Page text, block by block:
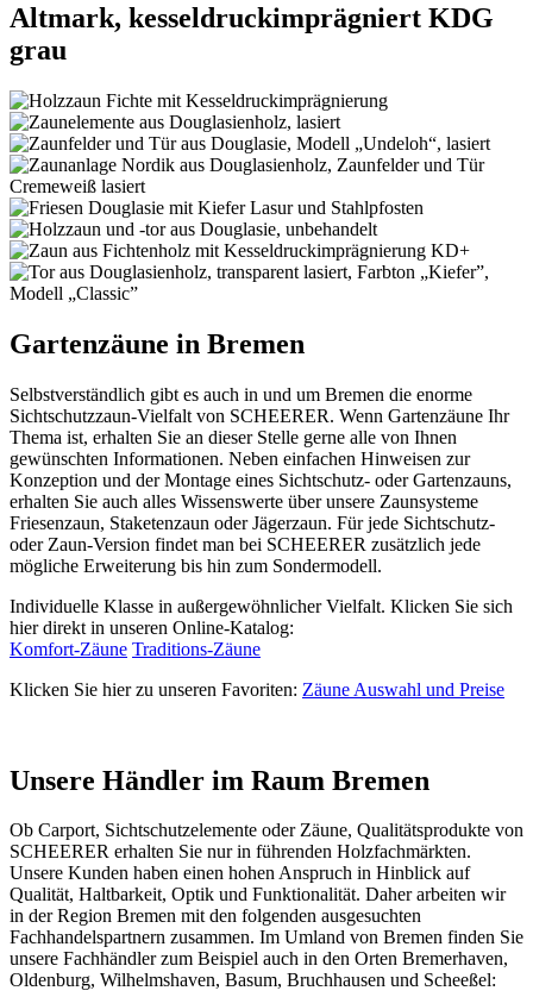
Altmark, kesseldruckimprägniert KDG
grau
Gartenzäune in Bremen
Selbstverständlich gibt es auch in und um Bremen die enorme
Sichtschutzzaun-Vielfalt von SCHEERER. Wenn Gartenzäune Ihr
Thema ist, erhalten Sie an dieser Stelle gerne alle von Ihnen
gewünschten Informationen. Neben einfachen Hinweisen zur
Konzeption und der Montage eines Sichtschutz- oder Gartenzauns,
erhalten Sie auch alles Wissenswerte über unsere Zaunsysteme
Friesenzaun, Staketenzaun oder Jägerzaun. Für jede Sichtschutz-
oder Zaun-Version findet man bei SCHEERER zusätzlich jede
mögliche Erweiterung bis hin zum Sondermodell.
Individuelle Klasse in außergewöhnlicher Vielfalt. Klicken Sie sich
hier direkt in unseren Online-Katalog:
Komfort-Zäune Traditions-Zäune
Klicken Sie hier zu unseren Favoriten: Zäune Auswahl und Preise
Unsere Händler im Raum Bremen
Ob Carport, Sichtschutzelemente oderZäune, Qualitätsprodukte von
SCHEERER erhalten Sie nur in führenden Holzfachmärkten.
Unsere Kunden haben einen hohen Anspruch in Hinblick auf
Qualität, Haltbarkeit, Optik und Funktionalität. Daher arbeiten wir
in der Region Bremen mit den folgenden ausgesuchten
Fachhandelspartnern zusammen. Im Umland von Bremen finden Sie
unsere Fachhändler zum Beispiel auch in den Orten Bremerhaven,
Oldenburg, Wilhelmshaven, Basum, Bruchhausen und Scheeßel: